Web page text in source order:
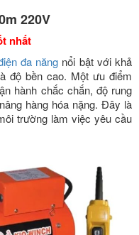
220V
nhất
đa năng nổi bật với khả
độ bền cao. Một ưu điểm
hành chắc chắn, độ rung
hàng hóa nặng. Đây là
trường làm việc yêu cầu